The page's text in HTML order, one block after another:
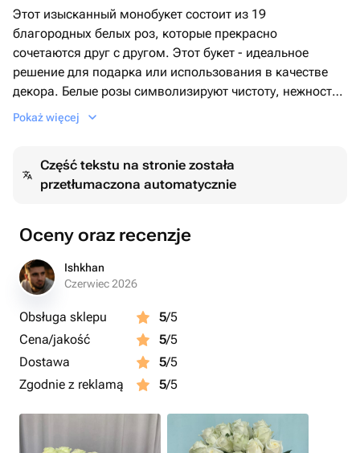
Этот изысканный монобукет состоит из 19
благородных белых роз, которые прекрасно
сочетаются друг с другом. Этот букет - идеальное
решение для подарка или использования в качестве
декора. Белые розы символизируют чистоту, нежность
и утонченную изящность, делая этот букет идеальным
Pokaż więcej
Część tekstu na stronie została
przetłumaczona automatycznie
Oceny oraz recenzje
Ishkhan
Czerwiec 2026
Obsługa sklepu 5/5
Cena/jakość
5/5
Dostawa
5/5
Zgodnie z reklamą
5/5